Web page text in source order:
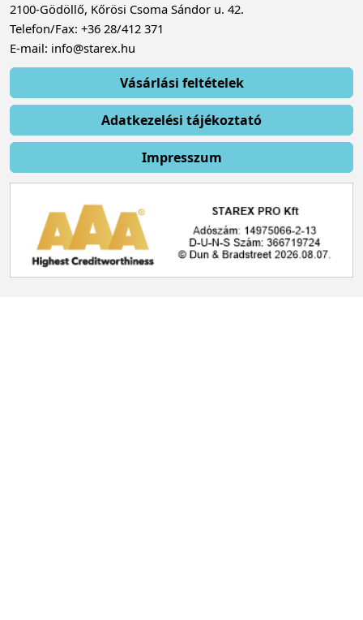
2100-Gödöllő, Kőrösi Csoma Sándor u. 42.
Telefon/Fax: +36 28/412 371
E-mail: info@starex.hu
Vásárlási feltételek
Adatkezelési tájékoztató
Impresszum